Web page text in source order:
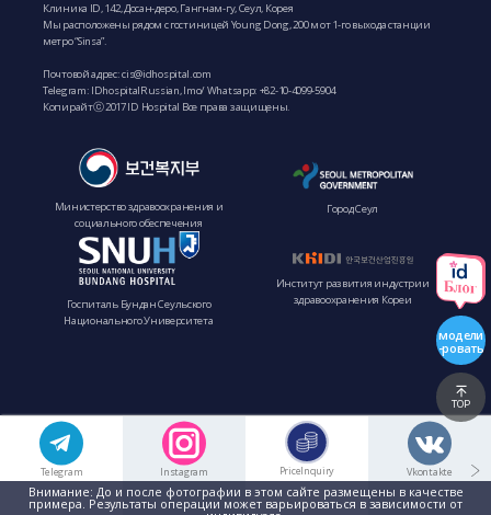
Telegram Instagram PriceInquiry Vkontakte
Клиника ID, 142, Досан-деро, Гангнам-гу, Сеул, Корея
Мы расположены рядом с гостиницей Young Dong, 200 м от 1-го выхода станции
метро “Sinsa”.
Почтовой адрес:cis@idhospital.com
Telegram: IDhospitalRussian, Imo/ Whatsapp: +82-10-4099-5904
Копирайтⓒ 2017 ID Hospital Все права защищены.
Министерство здравоохранения и
социального обеспечения
Город Сеул
Госпиталь Бундан Сеульского
Национального Университета
Институт развития индустрии
здравоохранения Кореи
модели
-ровать
TOP
Внимание: До и после фотографии в этом сайте размещены в качестве
примера. Результаты операции может варьироваться в зависимости от